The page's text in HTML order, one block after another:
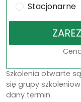
Stacjonarne
Szkolenia otwarte
się grupy
dany termin.